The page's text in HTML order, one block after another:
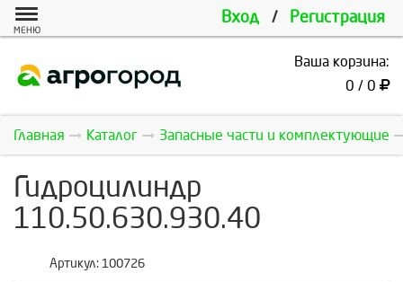
Вход / Регистрация
МЕНЮ
Ваша корзина:
0 / 0
Главная Каталог Запасные части и комплектующие
Гидроцилиндр
110.50.630.930.40
Артикул: 100726